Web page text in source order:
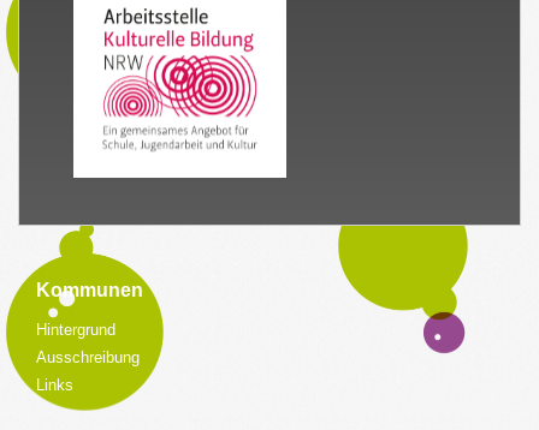
Kommunen
Hintergrund
Ausschreibung
Links